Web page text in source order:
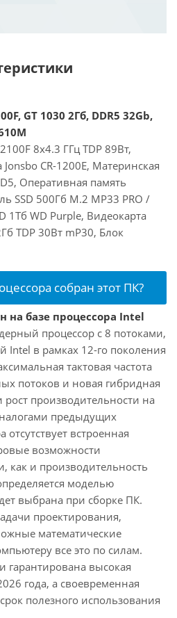
GT 1030 2Гб, DDR5 32Gb,
8x4.3 ГГц TDP 89Вт,
CR-1200E, Материнская
Оперативная память
SSD 500Гб M.2 MP33 PRO /
1Тб WD Purple, Видеокарта
TDP 30Вт mP30, Блок
собран этот ПК?
на базе процессора Intel
процессор с 8 потоками,
в рамках 12-го поколения
тактовая частота
потоков и новая гибридная
рост производительности на
предыдущих
встроенная
возможности
как и производительность
моделью
выбрана при сборке ПК.
проектирования,
математические
все это по силам.
гарантирована высокая
года, а своевременная
полезного использования